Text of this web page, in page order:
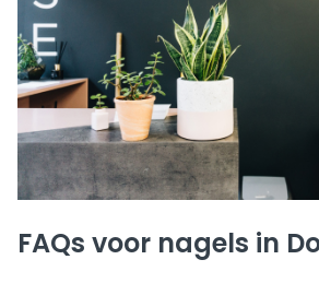
FAQs voor nagels in